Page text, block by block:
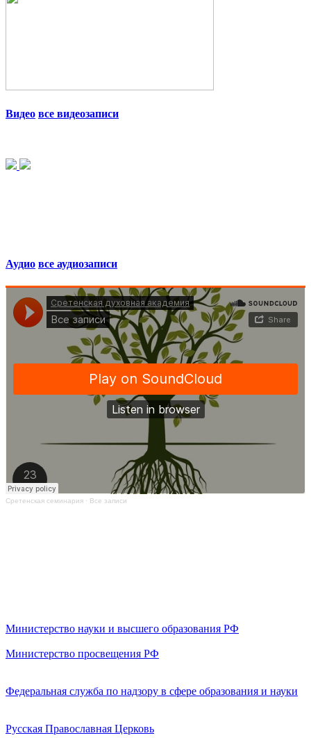
Видео все видеозаписи
Аудио все аудиозаписи
Сретенская семинария · Все записи
Министерство науки и высшего образования РФ
Министерство просвещения РФ
Федеральная служба по надзору в сфере образования и науки
Русская Православная Церковь